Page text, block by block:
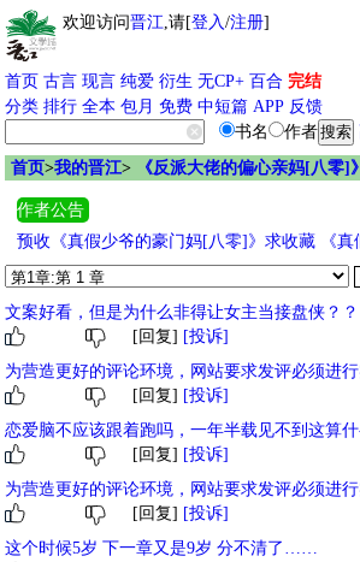
欢迎访问晋江,请[登入/注册]
首页 古言 现言 纯爱 衍生 无CP+ 百合 完结
分类 排行 全本 包月 免费 中短篇 APP 反馈
书名
作者
首页>我的晋江> 《反派大佬的偏心亲妈[八零]
作者公告
预收《真假少爷的豪门妈[八零]》求收藏 《真
[八零]》
文案好看，但是为什么非得让女主当接盘侠？？
[回复] [投诉]
为营造更好的评论环境，网站要求发评必须进
评论暂时仅在发评用户后台自己可见，对其他人
正常展示。
[回复] [投诉]
恋爱脑不应该跟着跑吗，一年半载见不到这算
[回复] [投诉]
为营造更好的评论环境，网站要求发评必须进
评论暂时仅在发评用户后台自己可见，对其他人
正常展示。
[回复] [投诉]
这个时候5岁 下一章又是9岁 分不清了……